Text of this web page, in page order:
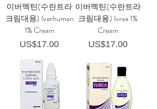
이버멕틴(수란트라
크림대용) Iverhuman
1% Cream
가격
US$17.00
이버멕틴(수란트라
크림대용) Ivrea 1%
Cream
가격
US$17.00